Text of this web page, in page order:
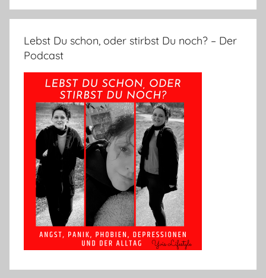
Lebst Du schon, oder stirbst Du noch? – Der
Podcast